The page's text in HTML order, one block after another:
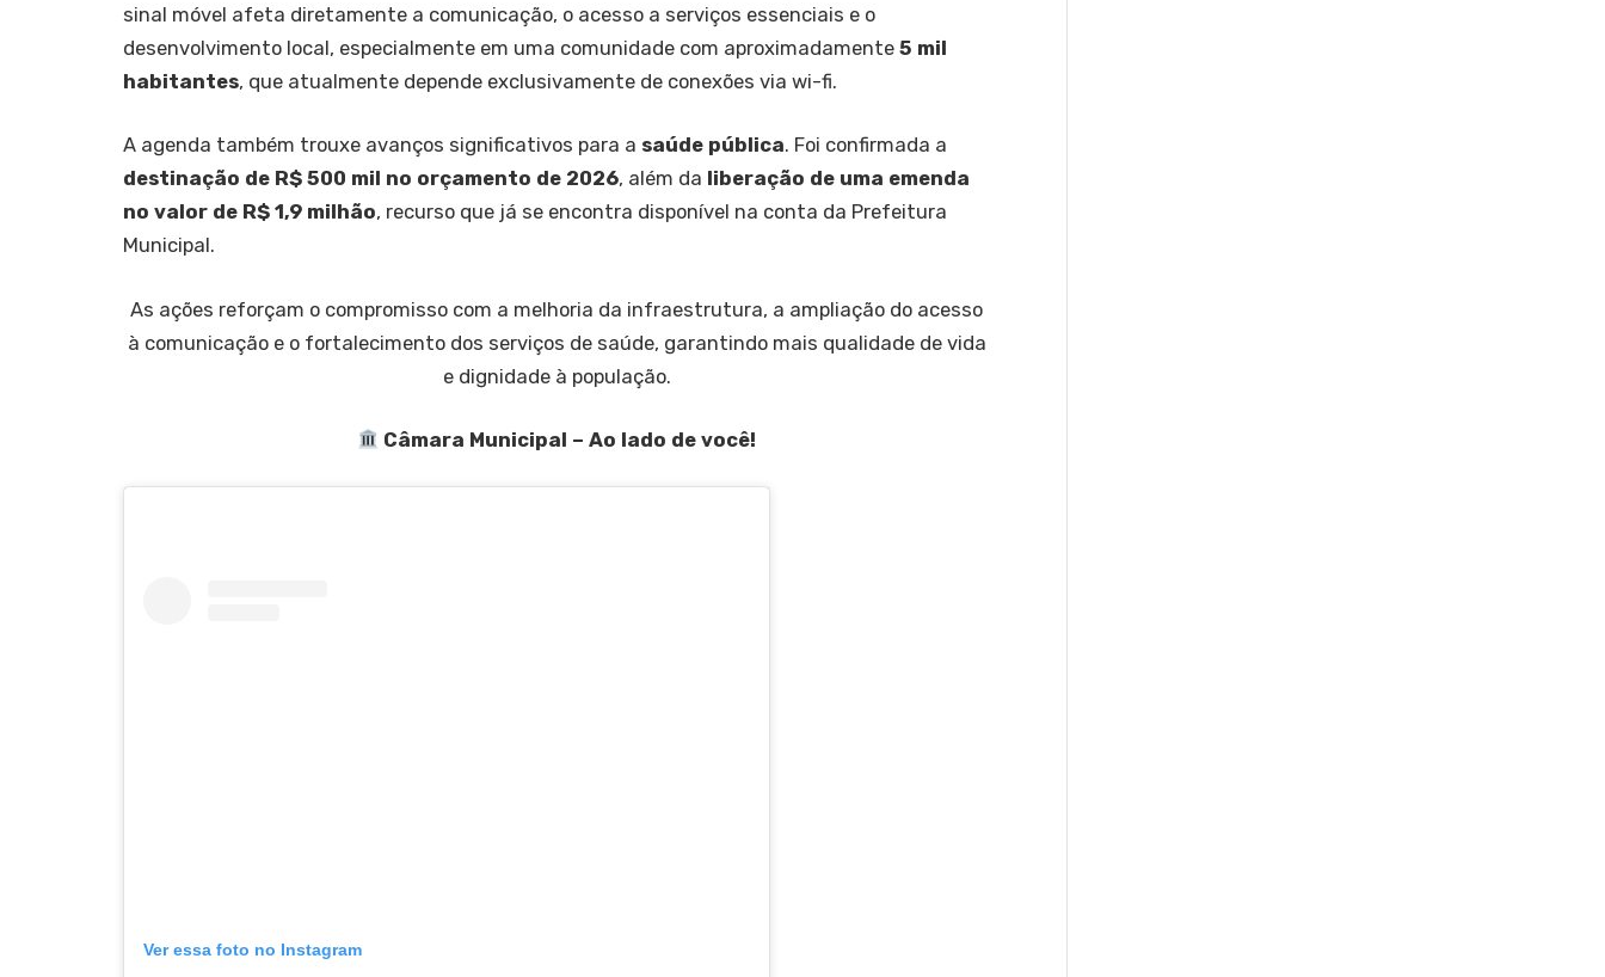
sinal móvel afeta diretamente a comunicação, o acesso a serviços essenciais e o
desenvolvimento local, especialmente em uma comunidade com aproximadamente 5 mil
habitantes, que atualmente depende exclusivamente de conexões via wi-fi.
A agenda também trouxe avanços significativos para a saúde pública. Foi confirmada a
destinação de R$ 500 mil no orçamento de 2026, além da liberação de uma emenda
no valor de R$ 1,9 milhão, recurso que já se encontra disponível na conta da Prefeitura
Municipal.
As ações reforçam o compromisso com a melhoria da infraestrutura, a ampliação do acesso
à comunicação e o fortalecimento dos serviços de saúde, garantindo mais qualidade de vida
e dignidade à população.
Câmara Municipal – Ao lado de você!
Ver essa foto no Instagram